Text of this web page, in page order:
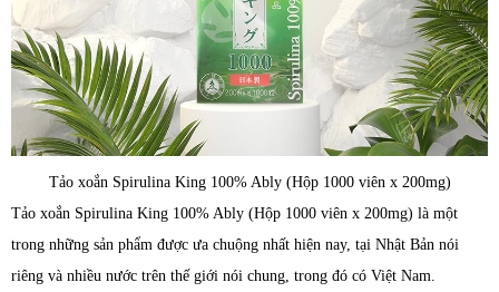
Tảo xoắn Spirulina King 100% Ably (Hộp 1000 viên x 200mg)
Tảo xoắn Spirulina King 100% Ably (Hộp 1000 viên x 200mg) là một
trong những sản phẩm được ưa chuộng nhất hiện nay, tại Nhật Bản nói
riêng và nhiều nước trên thế giới nói chung, trong đó có Việt Nam.